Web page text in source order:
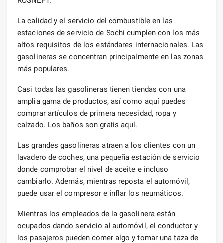
La calidad y el servicio del combustible en las
estaciones de servicio de Sochi cumplen con los más
altos requisitos de los estándares internacionales. Las
gasolineras se concentran principalmente en las zonas
más populares.
Casi todas las gasolineras tienen tiendas con una
amplia gama de productos, así como aquí puedes
comprar artículos de primera necesidad, ropa y
calzado. Los baños son gratis aquí.
Las grandes gasolineras atraen a los clientes con un
lavadero de coches, una pequeña estación de servicio
donde comprobar el nivel de aceite e incluso
cambiarlo. Además, mientras reposta el automóvil,
puede usar el compresor e inflar los neumáticos.
Mientras los empleados de la gasolinera están
ocupados dando servicio al automóvil, el conductor y
los pasajeros pueden comer algo y tomar una taza de